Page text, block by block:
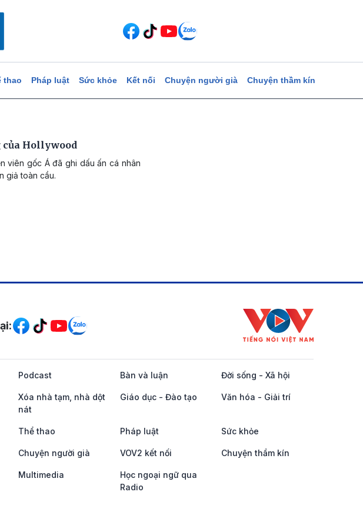
thao Pháp luật Sức khỏe Kết nối Chuyện người già Chuyện thầm kín
của Hollywood
viên gốc Á đã ghi dấu ấn cá nhân
giả toàn cầu.
Podcast Bàn và luận Đời sống - Xã hội
Xóa nhà tạm, nhà dột
nát
Giáo dục - Đào tạo Văn hóa - Giải trí
Thể thao Pháp luật Sức khỏe
Chuyện người già VOV2 kết nối Chuyện thầm kín
Multimedia
Học ngoại ngữ qua
Radio